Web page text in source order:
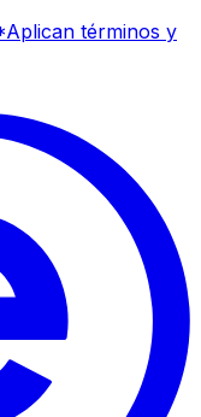
términos y